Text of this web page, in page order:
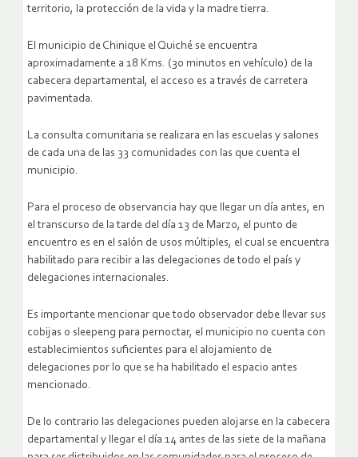
territorio, la protección de la vida y la madre tierra.
El municipio de Chinique el Quiché se encuentra
aproximadamente a 18 Kms. (30 minutos en vehículo) de la
cabecera departamental, el acceso es a través de carretera
pavimentada.
La consulta comunitaria se realizara en las escuelas y salones
de cada una de las 33 comunidades con las que cuenta el
municipio.
Para el proceso de observancia hay que llegar un día antes, en
el transcurso de la tarde del día 13 de Marzo, el punto de
encuentro es en el salón de usos múltiples, el cual se encuentra
habilitado para recibir a las delegaciones de todo el país y
delegaciones internacionales.
Es importante mencionar que todo observador debe llevar sus
cobijas o sleepeng para pernoctar, el municipio no cuenta con
establecimientos suficientes para el alojamiento de
delegaciones por lo que se ha habilitado el espacio antes
mencionado.
De lo contrario las delegaciones pueden alojarse en la cabecera
departamental y llegar el día 14 antes de las siete de la mañana